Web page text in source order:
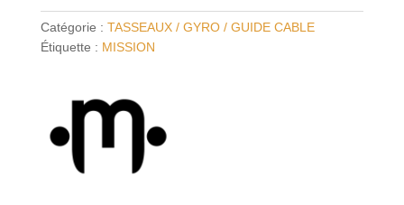
MISSION
Dual
Cable
Catégorie : TASSEAUX / GYRO / GUIDE CABLE
Étiquette : MISSION